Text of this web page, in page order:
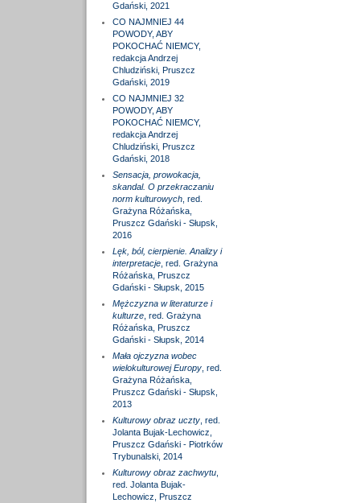
Gdański, 2021
CO NAJMNIEJ 44
POWODY, ABY
POKOCHAĆ NIEMCY,
redakcja Andrzej
Chludziński, Pruszcz
Gdański, 2019
CO NAJMNIEJ 32
POWODY, ABY
POKOCHAĆ NIEMCY,
redakcja Andrzej
Chludziński, Pruszcz
Gdański, 2018
Sensacja, prowokacja,
skandal. O przekraczaniu
norm kulturowych, red.
Grażyna Różańska,
Pruszcz Gdański - Słupsk,
2016
Lęk, ból, cierpienie. Analizy i
interpretacje, red. Grażyna
Różańska, Pruszcz
Gdański - Słupsk, 2015
Mężczyzna w literaturze i
kulturze, red. Grażyna
Różańska, Pruszcz
Gdański - Słupsk, 2014
Mała ojczyzna wobec
wielokulturowej Europy, red.
Grażyna Różańska,
Pruszcz Gdański - Słupsk,
2013
Kulturowy obraz uczty, red.
Jolanta Bujak-Lechowicz,
Pruszcz Gdański - Piotrków
Trybunalski, 2014
Kulturowy obraz zachwytu,
red. Jolanta Bujak-
Lechowicz, Pruszcz